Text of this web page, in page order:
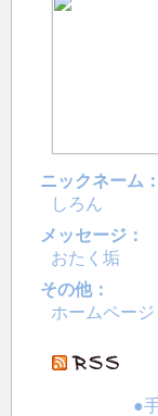
ニックネーム：
しろん
メッセージ：
おたく垢
その他：
ホームページ
●